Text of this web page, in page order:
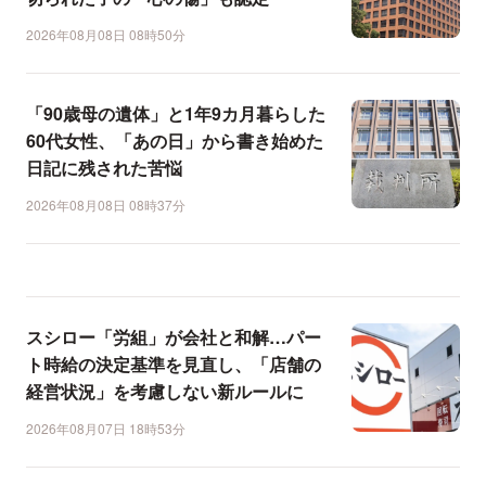
2026年08月08日 08時50分
「90歳母の遺体」と1年9カ月暮らした
60代女性、「あの日」から書き始めた
日記に残された苦悩
2026年08月08日 08時37分
スシロー「労組」が会社と和解…パー
ト時給の決定基準を見直し、「店舗の
経営状況」を考慮しない新ルールに
2026年08月07日 18時53分